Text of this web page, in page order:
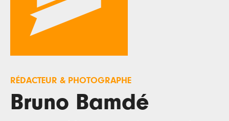
RÉDACTEUR & PHOTOGRAPHE
Bruno Bamdé